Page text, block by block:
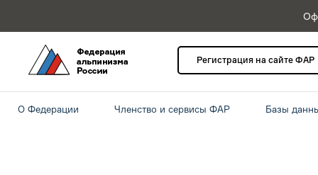
Регистрация на сайте ФАР
О Федерации Членство и сервисы ФАР Базы